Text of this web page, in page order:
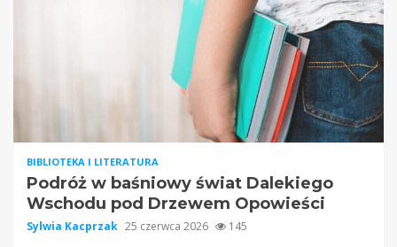
BIBLIOTEKA I LITERATURA
Podróż w baśniowy świat Dalekiego
Wschodu pod Drzewem Opowieści
Sylwia Kacprzak 25 czerwca 2026 145